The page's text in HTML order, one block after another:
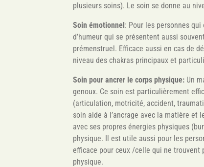
plusieurs soins). Le soin se donne au
Soin émotionnel: Pour les personnes
d’humeur qui se présentent aussi
prémenstruel. Efficace aussi en cas de
niveau des chakras principaux et
Soin pour ancrer le corps physique: Un
genoux. Ce soin est particulièrement
(articulation, motricité, accident,
soin aide à l’ancrage avec la matière
avec ses propres énergies physiques
physique. Il est utile aussi pour les
efficace pour ceux /celle qui ne
physique.